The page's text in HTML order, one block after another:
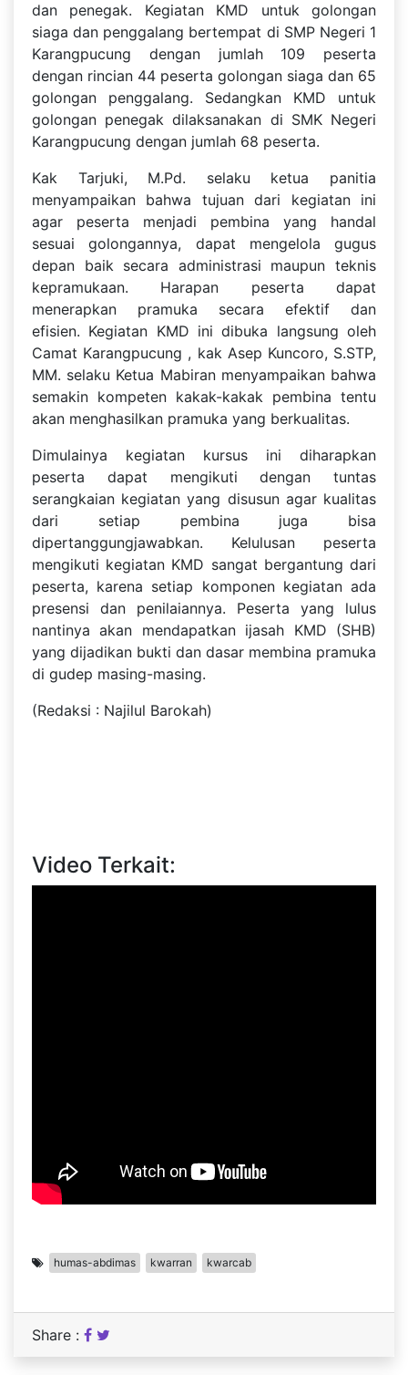
dan penegak. Kegiatan KMD untuk golongan
siaga dan penggalang bertempat di SMP Negeri 1
Karangpucung dengan jumlah 109 peserta
dengan rincian 44 peserta golongan siaga dan 65
golongan penggalang. Sedangkan KMD untuk
golongan penegak dilaksanakan di SMK Negeri
Karangpucung dengan jumlah 68 peserta.
Kak Tarjuki, M.Pd. selaku ketua panitia
menyampaikan bahwa tujuan dari kegiatan ini
agar peserta menjadi pembina yang handal
sesuai golongannya, dapat mengelola gugus
depan baik secara administrasi maupun teknis
kepramukaan. Harapan peserta dapat
menerapkan pramuka secara efektif dan
efisien. Kegiatan KMD ini dibuka langsung oleh
Camat Karangpucung , kak Asep Kuncoro, S.STP,
MM. selaku Ketua Mabiran menyampaikan bahwa
semakin kompeten kakak-kakak pembina tentu
akan menghasilkan pramuka yang berkualitas.
Dimulainya kegiatan kursus ini diharapkan
peserta dapat mengikuti dengan tuntas
serangkaian kegiatan yang disusun agar kualitas
dari setiap pembina juga bisa
dipertanggungjawabkan. Kelulusan peserta
mengikuti kegiatan KMD sangat bergantung dari
peserta, karena setiap komponen kegiatan ada
presensi dan penilaiannya. Peserta yang lulus
nantinya akan mendapatkan ijasah KMD (SHB)
yang dijadikan bukti dan dasar membina pramuka
di gudep masing-masing.
(Redaksi : Najilul Barokah)
Video Terkait:
humas-abdimas kwarran kwarcab
Share :